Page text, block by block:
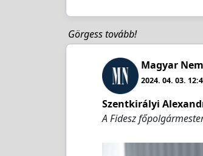
Görgess tovább!
Magyar
2024. 04. 03.
Szentkirályi
A Fidesz